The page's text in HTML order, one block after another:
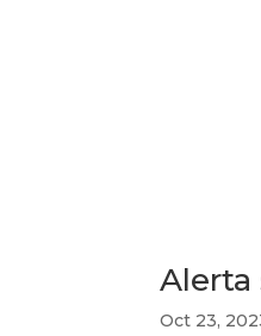
Alerta
Oct 23,